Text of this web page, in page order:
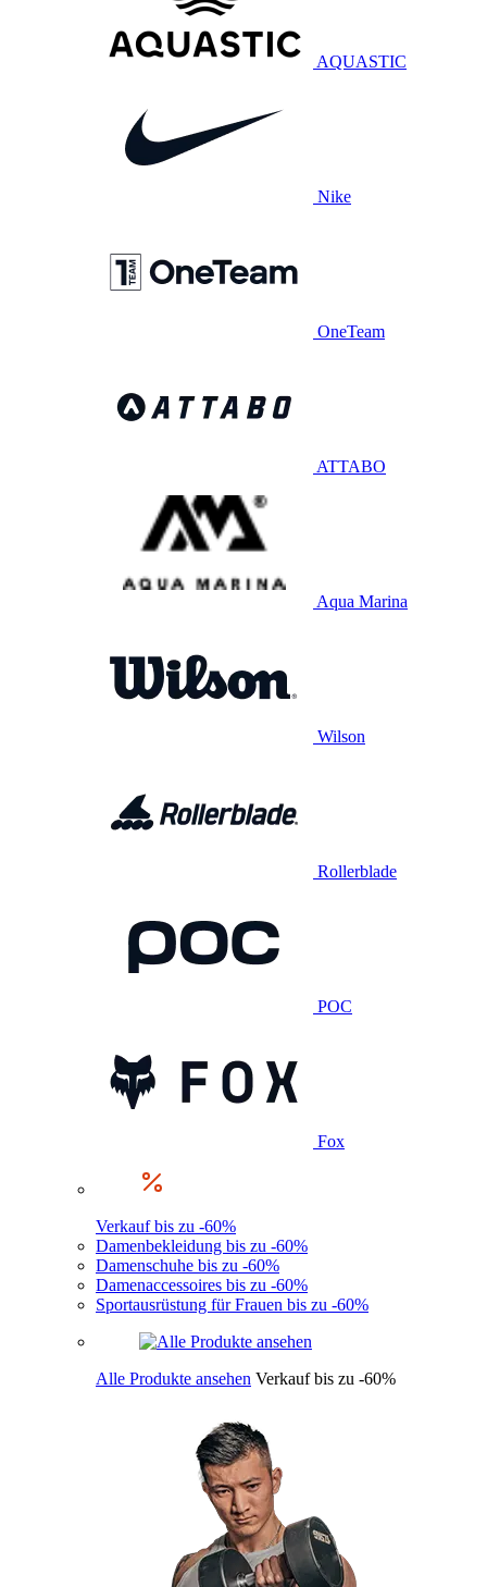
AQUASTIC
Nike
OneTeam
ATTABO
Aqua Marina
Wilson
Rollerblade
POC
Fox
Verkauf bis zu -60%
Damenbekleidung bis zu -60%
Damenschuhe bis zu -60%
Damenaccessoires bis zu -60%
Sportausrüstung für Frauen bis zu -60%
Alle Produkte ansehen Verkauf bis zu -60%